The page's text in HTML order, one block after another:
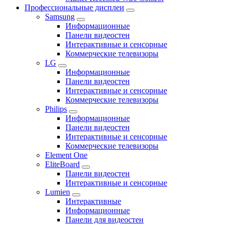
Профессиональные дисплеи
Samsung
Информационные
Панели видеостен
Интерактивные и сенсорные
Коммерческие телевизоры
LG
Информационные
Панели видеостен
Интерактивные и сенсорные
Коммерческие телевизоры
Philips
Информационные
Панели видеостен
Интерактивные и сенсорные
Коммерческие телевизоры
Element One
EliteBoard
Панели видеостен
Интерактивные и сенсорные
Lumien
Интерактивные
Информационные
Панели для видеостен